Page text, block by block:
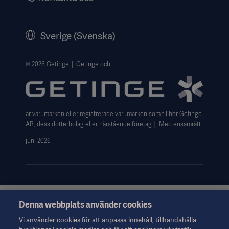
Website use disclaimer
Sverige (Svenska)
© 2026 Getinge │ Getinge och
är varumärken eller registrerade varumärken som tillhör Getinge
AB, dess dotterbolag eller närstående företag │ Med ensamrätt.
juni 2026
Denna information riktar sig uteslutande till hälso- och
sjukvårdspersonal eller andra professionella yrkesgrupper och
ges endast i informationssyfte. Informationen är inte
Denna webbplats använder cookies
Vi använder cookies för att anpassa innehåll, tillhandahålla